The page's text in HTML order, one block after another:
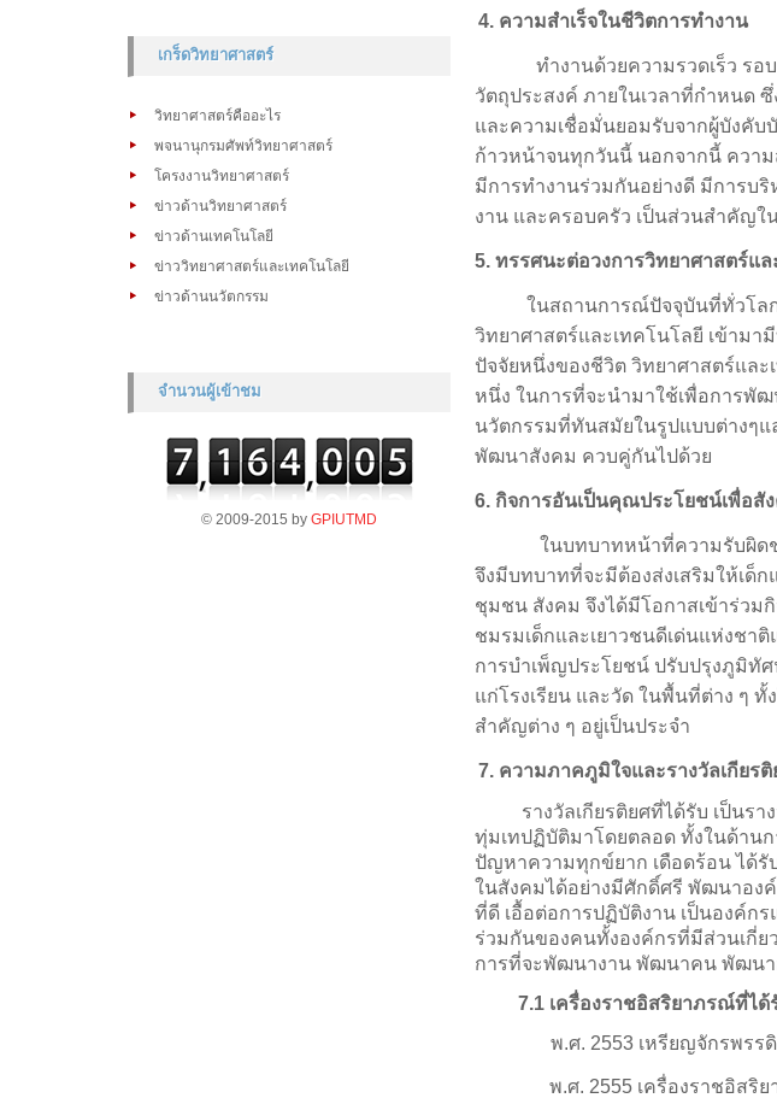
เกร็ดวิทยาศาสตร์
วิทยาศาสตร์คืออะไร
พจนานุกรมศัพท์วิทยาศาสตร์
โครงงานวิทยาศาสตร์
ข่าวด้านวิทยาศาสตร์
ข่าวด้านเทคโนโลยี
ข่าววิทยาศาสตร์และเทคโนโลยี
ข่าวด้านนวัตกรรม
จำนวนผู้เข้าชม
© 2009-2015 by GPIUTMD
4. ความสำเร็จในชีวิตการทำงาน
ทำงานด้วยความรวดเร็ว รอ
วัตถุประสงค์ ภายในเวลาที่กำหนด
และความเชื่อมั่นยอมรับจากผู้บังคับ
ก้าวหน้าจนทุกวันนี้ นอกจากนี้ ควา
มีการทำงานร่วมกันอย่างดี มีการบ
งาน และครอบครัว เป็นส่วนสำคัญ
5. ทรรศนะต่อวงการวิทยาศาสตร์แล
ในสถานการณ์ปัจจุบันที่ทั่วโล
วิทยาศาสตร์และเทคโนโลยี เข้าม
ปัจจัยหนึ่งของชีวิต วิทยาศาสตร์แล
หนึ่ง ในการที่จะนำมาใช้เพื่อการพั
นวัตกรรมที่ทันสมัยในรูปแบบต่างๆ
พัฒนาสังคม ควบคู่กันไปด้วย
6. กิจการอันเป็นคุณประโยชน์เพื่อสั
ในบทบาทหน้าที่ความรับผิด
จึงมีบทบาทที่จะมีต้องส่งเสริมให้เด็
ชุมชน สังคม จึงได้มีโอกาสเข้าร่วม
ชมรมเด็กและเยาวชนดีเด่นแห่งชา
การบำเพ็ญประโยชน์ ปรับปรุงภูมิทั
แก่โรงเรียน และวัด ในพื้นที่ต่าง ๆ
สำคัญต่าง ๆ อยู่เป็นประจำ
7. ความภาคภูมิใจและรางวัลเกียร
รางวัลเกียรติยศที่ได้รับ เป็นร
ทุ่มเทปฏิบัติมาโดยตลอด ทั้งในด้าน
ปัญหาความทุกข์ยาก เดือดร้อน ได้
ในสังคมได้อย่างมีศักดิ์ศรี พัฒนาอง
ที่ดี เอื้อต่อการปฏิบัติงาน เป็นองค์ก
ร่วมกันของคนทั้งองค์กรที่มีส่วนเกี่ย
การที่จะพัฒนางาน พัฒนาคน พัฒนา
7.1 เครื่องราชอิสริยาภรณ์ที่ได้
พ.ศ. 2553 เหรียญจักรพรร
พ.ศ. 2555 เครื่องราชอิสริ